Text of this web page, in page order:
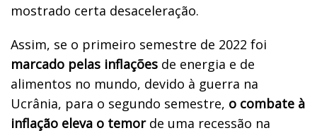
mostrado certa desaceleração.
Assim, se o primeiro semestre de 2022 foi
marcado pelas inflações de energia e de
alimentos no mundo, devido à guerra na
Ucrânia, para o segundo semestre, o combate à
inflação eleva o temorde uma recessão na